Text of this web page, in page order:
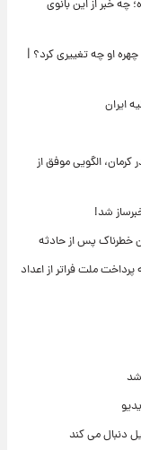
چه خبر از این بانوی
زن | چهره او چه تغییری کرد؟ |
ایران
الگویی موفق از
شد!
خطرناک پس از حادثه
ملت فراتر از اعداد
شد
دنبال می کند